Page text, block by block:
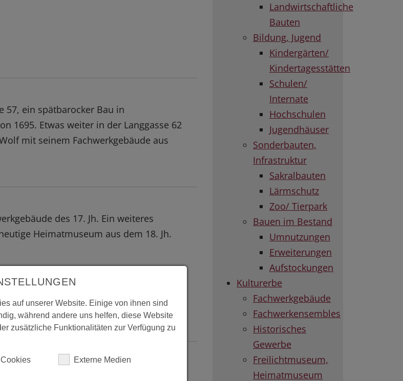
57, ein spätbarocker Bau in
1695. Etwas weiter in der Langgasse 62
mit seinem Fachwerkgebäude aus
des 17. Jh. Ein weiteres
Heimatmuseum aus dem 18. Jh.
Landwirtschaftliche
Bauten
Bildung, Jugend
Kindergärten/
Kindertagesstätten
Schulen/
Internate
Hochschulen
Jugendhäuser
Sonderbauten,
Infrastruktur
Sakralbauten
Lärmschutz
Zoo/ Tierpark
Bauen im Bestand
Umnutzungen
Erweiterungen
Aufstockungen
Kulturerbe
Fachwerkgebäude
Fachwerkensembles
Historisches
Gewerbe
Freilichtmuseum,
Heimatmuseum
auf unserer Website. Einige von ihnen sind
während andere uns helfen, diese Website
zusätzliche Funktionalitäten zur Verfügung zu
Externe Medien